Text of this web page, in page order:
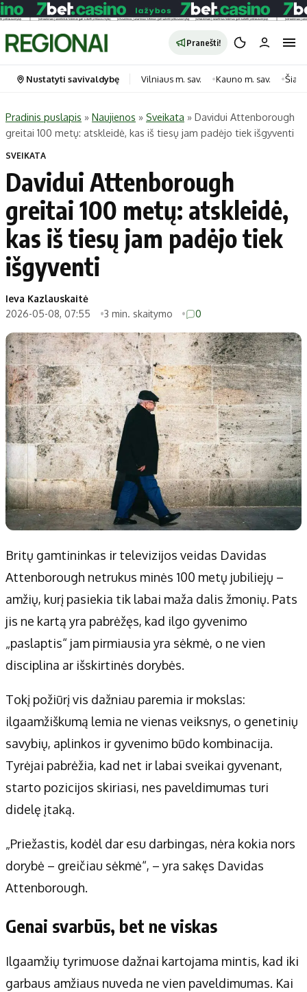
Pranešti!
Portalas
Pradinis puslapis
Savivaldybės
Naujausi
Regionai
Lietuva
Pasaulis
Patarimai
Dirbtinis intelektas
Gineso rekordai
Kategorijos
Gyvenimas
Horoskopai
Laisvalaikis
Maistas
Indėlių palūkanos
Dienos naujienos
Ekonomikos naujienos
Didžiosios savivaldybės
Vilniaus miesto
Kauno miesto
Klaipėdos miesto
Panevėžio miesto
Šiaulių miesto
Alytaus miesto
Marijampolės
Kitos savivaldybės
Druskininkų
Utenos rajono
Jonavos rajono
Vilkaviškio rajono
Tauragės rajono
Palangos miesto
Prienų rajono
Redakcija
Apie mus
Autoriai
Kontaktai
Redakcijos politika
Receptai
Nustatyti savivaldybę Vilniaus m. sav. Kauno m. sav.
Pradinis puslapis » Naujienos » Sveikata » Davidui Attenborough
greitai 100 metų: atskleidė, kas iš tiesų jam padėjo tiek išgyventi
SVEIKATA
Davidui Attenborough
greitai 100 metų: atskleidė,
kas iš tiesų jam padėjo tiek
išgyventi
Ieva Kazlauskaitė
2026-05-08, 07:55
3 min. skaitymo 0
Britų gamtininkas ir televizijos veidas Davidas
Attenborough netrukus minės 100 metų jubiliejų –
amžių, kurį pasiekia tik labai maža dalis žmonių. Pats
jis ne kartą yra pabrėžęs, kad ilgo gyvenimo
„paslaptis“ jam pirmiausia yra sėkmė, o ne vien
disciplina ar išskirtinės dorybės.
Tokį požiūrį vis dažniau paremia ir mokslas:
ilgaamžiškumą lemia ne vienas veiksnys, o genetinių
savybių, aplinkos ir gyvenimo būdo kombinacija.
Tyrėjai pabrėžia, kad net ir labai sveikai gyvenant,
starto pozicijos skiriasi, nes paveldimumas turi
didelę įtaką.
„Priežastis, kodėl dar esu darbingas, nėra kokia nors
dorybė – greičiau sėkmė“, – yra sakęs Davidas
Attenborough.
Genai svarbūs, bet ne viskas
Ilgaamžių tyrimuose dažnai kartojama mintis, kad iki
garbaus amžiaus nuveda ne vien paveldimumas. Kai